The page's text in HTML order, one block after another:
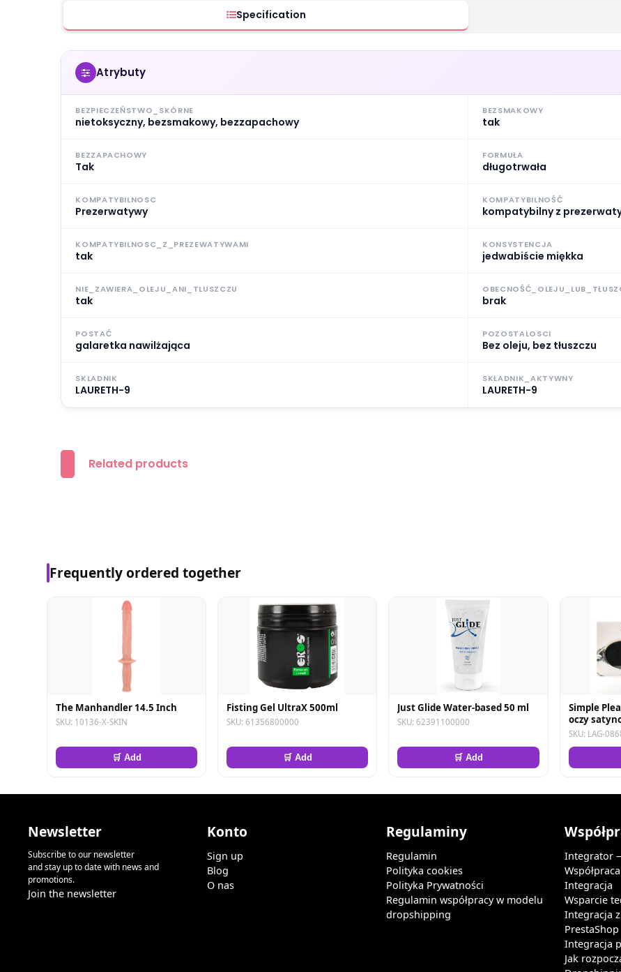
Specification
Atrybuty
BEZPIECZEŃSTWO_SKÓRNE
nietoksyczny, bezsmakowy, bezzapachowy
BEZSMAKOWY
tak
BEZZAPACHOWY
Tak
FORMUŁA
długotrwała
KOMPATYBILNOSC
Prezerwatywy
KOMPATYBILNOŚĆ
kompatybilny z
KOMPATYBILNOSC_Z_PREZEWATYWAMI
tak
KONSYSTENCJA
jedwabiście miękka
NIE_ZAWIERA_OLEJU_ANI_TLUSZCZU
tak brak
POSTAĆ
galaretka nawilżająca
POZOSTALOSCI
Bez oleju, bez tłuszczu
SKLADNIK
LAURETH-9
SKŁADNIK_AKTYWNY
LAURETH-9
Related products
Frequently ordered together
The Manhandler 14.5 Inch
SKU: 10136-X-SKIN
🛒 Add
Fisting Gel UltraX 500ml
SKU: 61356800000
🛒 Add
Just Glide Water-based 50 ml
SKU: 62391100000
🛒 Add
Simple
oczy
SKU: LAG-
Newsletter
Subscribe to our newsletter
and stay up to date with news and
promotions.
Join the newsletter
Konto
Sign up
Blog
O nas
Regulaminy
Regulamin
Polityka cookies
Polityka Prywatności
Regulamin współpracy w modelu
dropshipping
Integrator
Integracja
Wsparcie
Integracja
PrestaShop
Integracja
Jak